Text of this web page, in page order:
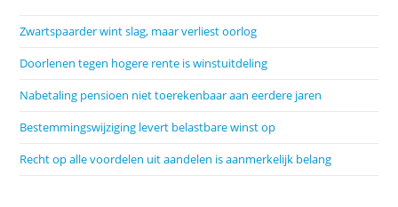
Zwartspaarder wint slag, maar verliest oorlog
Doorlenen tegen hogere rente is winstuitdeling
Nabetaling pensioen niet toerekenbaar aan eerdere jaren
Bestemmingswijziging levert belastbare winst op
Recht op alle voordelen uit aandelen is aanmerkelijk belang